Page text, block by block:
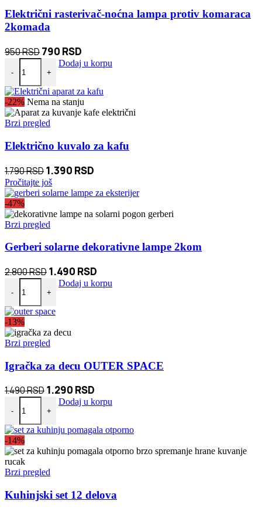
Električni rasterivač-noćna lampa protiv komaraca
2komada
950RSDOriginalna
cena
je
bila:
950 RSD.
790 RSD
cena
790 RSD.
-
Električni rasterivač-noćna lampa protiv komaraca 2komada količina
+
Dodaj u korpu
-22% Nema na stanju
Brzi pregled
Električno kuvalo za kafu
1.790RSDOriginalna
cena
je
bila:
1.790 RSD.
1.390 RSD
je:
1.390 RSD.
Pročitajte još
-47%
Brzi pregled
Gerberi solarne dekorativne lampe 2kom
2.800RSDOriginalna
cena
je
bila:
1.490 RSD
cena
-
Gerberi solarne dekorativne lampe 2kom količina
+
Dodaj u korpu
-13%
Brzi pregled
Igračka za decu OUTER SPACE
1.490RSDOriginalna
cena
je
bila:
1.290 RSD
cena
1.290 RSD.
-
Igračka za decu OUTER SPACE količina
+
Dodaj u korpu
-14%
Brzi pregled
Kuhinjski set 12 delova